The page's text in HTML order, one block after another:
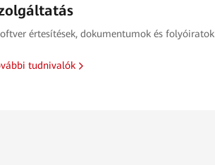
értesítések, dokumentumok és folyóiratok
tudnivalók